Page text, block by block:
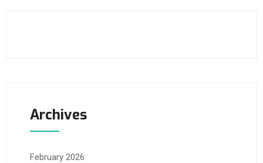
Archives
February 2026